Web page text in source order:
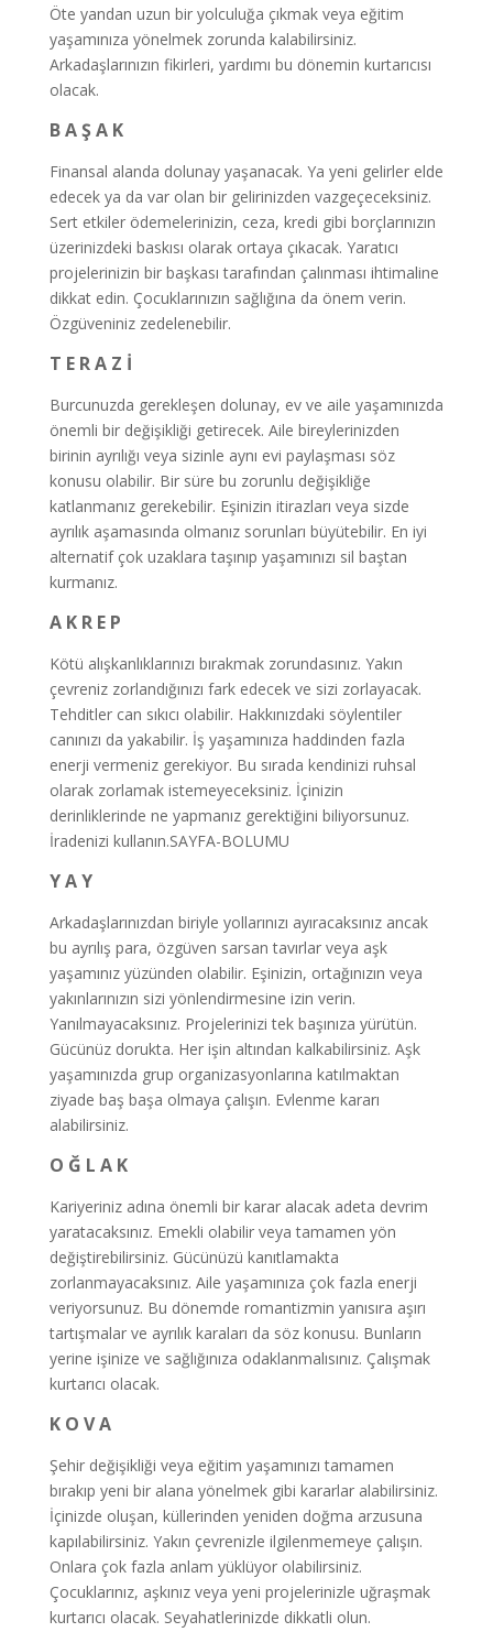
Öte yandan uzun bir yolculuğa çıkmak veya eğitim
yaşamınıza yönelmek zorunda kalabilirsiniz.
Arkadaşlarınızın fikirleri, yardımı bu dönemin kurtarıcısı
olacak.
B A Ş A K
Finansal alanda dolunay yaşanacak. Ya yeni gelirler elde
edecek ya da var olan bir gelirinizden vazgeçeceksiniz.
Sert etkiler ödemelerinizin, ceza, kredi gibi borçlarınızın
üzerinizdeki baskısı olarak ortaya çıkacak. Yaratıcı
projelerinizin bir başkası tarafından çalınması ihtimaline
dikkat edin. Çocuklarınızın sağlığına da önem verin.
Özgüveniniz zedelenebilir.
T E R A Z İ
Burcunuzda gerekleşen dolunay, ev ve aile yaşamınızda
önemli bir değişikliği getirecek. Aile bireylerinizden
birinin ayrılığı veya sizinle aynı evi paylaşması söz
konusu olabilir. Bir süre bu zorunlu değişikliğe
katlanmanız gerekebilir. Eşinizin itirazları veya sizde
ayrılık aşamasında olmanız sorunları büyütebilir. En iyi
alternatif çok uzaklara taşınıp yaşamınızı sil baştan
kurmanız.
A K R E P
Kötü alışkanlıklarınızı bırakmak zorundasınız. Yakın
çevreniz zorlandığınızı fark edecek ve sizi zorlayacak.
Tehditler can sıkıcı olabilir. Hakkınızdaki söylentiler
canınızı da yakabilir. İş yaşamınıza haddinden fazla
enerji vermeniz gerekiyor. Bu sırada kendinizi ruhsal
olarak zorlamak istemeyeceksiniz. İçinizin
derinliklerinde ne yapmanız gerektiğini biliyorsunuz.
İradenizi kullanın.SAYFA-BOLUMU
Y A Y
Arkadaşlarınızdan biriyle yollarınızı ayıracaksınız ancak
bu ayrılış para, özgüven sarsan tavırlar veya aşk
yaşamınız yüzünden olabilir. Eşinizin, ortağınızın veya
yakınlarınızın sizi yönlendirmesine izin verin.
Yanılmayacaksınız. Projelerinizi tek başınıza yürütün.
Gücünüz dorukta. Her işin altından kalkabilirsiniz. Aşk
yaşamınızda grup organizasyonlarına katılmaktan
ziyade baş başa olmaya çalışın. Evlenme kararı
alabilirsiniz.
O Ğ L A K
Kariyeriniz adına önemli bir karar alacak adeta devrim
yaratacaksınız. Emekli olabilir veya tamamen yön
değiştirebilirsiniz. Gücünüzü kanıtlamakta
zorlanmayacaksınız. Aile yaşamınıza çok fazla enerji
veriyorsunuz. Bu dönemde romantizmin yanısıra aşırı
tartışmalar ve ayrılık karaları da söz konusu. Bunların
yerine işinize ve sağlığınıza odaklanmalısınız. Çalışmak
kurtarıcı olacak.
K O V A
Şehir değişikliği veya eğitim yaşamınızı tamamen
bırakıp yeni bir alana yönelmek gibi kararlar alabilirsiniz.
İçinizde oluşan, küllerinden yeniden doğma arzusuna
kapılabilirsiniz. Yakın çevrenizle ilgilenmemeye çalışın.
Onlara çok fazla anlam yüklüyor olabilirsiniz.
Çocuklarınız, aşkınız veya yeni projelerinizle uğraşmak
kurtarıcı olacak. Seyahatlerinizde dikkatli olun.